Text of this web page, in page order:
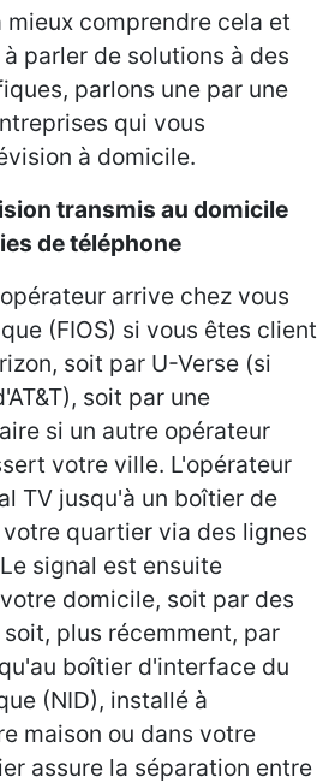
mieux comprendre cela et
parler de solutions à des
parlons une par une
qui vous
à domicile.
transmis au domicile
de téléphone
arrive chez vous
(FIOS) si vous êtes client
soit par U-Verse (si
soit par une
si un autre opérateur
votre ville. L'opérateur
TV jusqu'à un boîtier de
quartier via des lignes
signal est ensuite
domicile, soit par des
plus récemment, par
boîtier d'interface du
(NID), installé à
maison ou dans votre
assure la séparation entre